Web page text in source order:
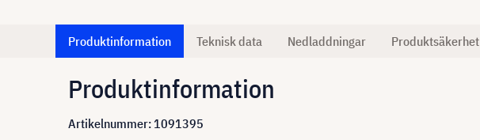
Produktinformation Teknisk data Nedladdningar Produktsäkerhet
Produktinformation
Artikelnummer: 1091395